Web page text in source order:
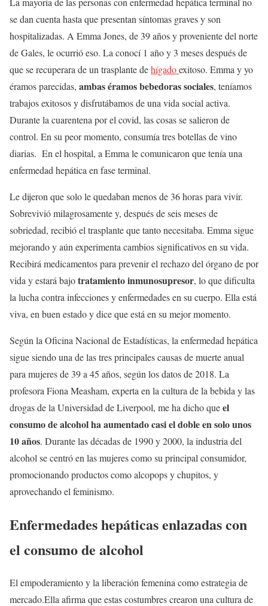
se dan cuenta hasta que presentan síntomas graves y son
hospitalizadas. A Emma Jones, de 39 años y proveniente del norte
de Gales, le ocurrió eso. La conocí 1 año y 3 meses después de
que se recuperara de un trasplante dehígadoexitoso. Emma y yo
éramos parecidas, ambas éramos bebedoras sociales, teníamos
trabajos exitosos y disfrutábamos de una vida social activa.
Durante la cuarentena por el covid, las cosas se salieron de
control. En su peor momento, consumía tres botellas de vino
diarias. En el hospital, a Emma le comunicaron que tenía una
enfermedad hepática en fase terminal.
Le dijeron que solo le quedaban menos de 36 horas para vivir.
Sobrevivió milagrosamente y, después de seis meses de
sobriedad, recibió el trasplante que tanto necesitaba. Emma sigue
mejorando y aún experimenta cambios significativos en su vida.
Recibirá medicamentos para prevenir el rechazo del órgano de por
vida y estará bajotratamiento inmunosupresor, lo que dificulta
la lucha contra infecciones y enfermedades en su cuerpo. Ella está
viva, en buen estado y dice que está en su mejor momento.
Según la Oficina Nacional de Estadísticas, la enfermedad hepática
sigue siendo una de las tres principales causas de muerte anual
para mujeres de 39 a 45 años, según los datos de 2018. La
profesora Fiona Measham, experta en la cultura de la bebida y las
drogas de la Universidad de Liverpool, me ha dicho queel
consumo de alcohol ha aumentado casi el doble en solo unos
10 años. Durante las décadas de 1990 y 2000, la industria del
alcohol se centró en las mujeres como su principal consumidor,
promocionando productos como alcopops y chupitos, y
aprovechando el feminismo.
Enfermedades hepáticas enlazadas con
el consumo de alcohol
El empoderamiento y la liberación femenina como estrategia de
mercado.Ella afirma que estas costumbres crearon una cultura de